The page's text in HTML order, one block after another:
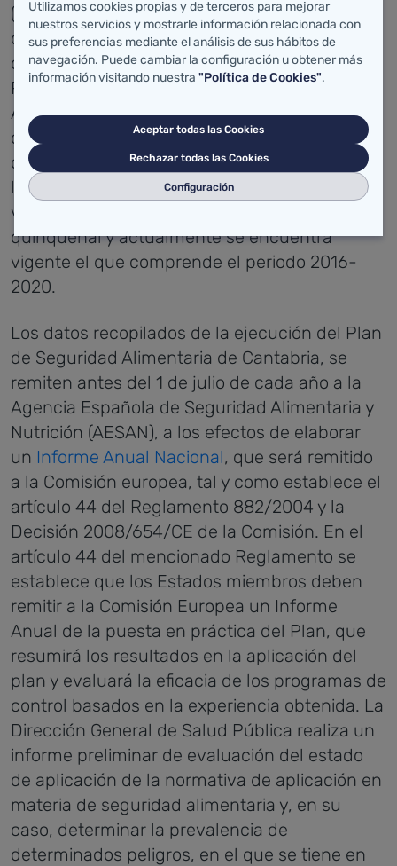
(PLANSAC) es el documento en el que se
describen los controles oficiales llevados a
cabo por la Dirección General de Salud
Pública, a través del Servicio de Seguridad
Alimentaria, a fin de garantizar el
cumplimiento de la legislación a lo largo de la
cadena alimentaria, en las fases posteriores a
la producción primaria hasta los puntos de
venta al consumidor final. Se trata de un plan
quinquenal y actualmente se encuentra
vigente el que comprende el periodo 2016-
2020.
Los datos recopilados de la ejecución del Plan
de Seguridad Alimentaria de Cantabria, se
remiten antes del 1 de julio de cada año a la
Agencia Española de Seguridad Alimentaria y
Nutrición (AESAN), a los efectos de elaborar
un Informe Anual Nacional, que será remitido
a la Comisión europea, tal y como establece el
artículo 44 del Reglamento 882/2004 y la
Decisión 2008/654/CE de la Comisión. En el
artículo 44 del mencionado Reglamento se
establece que los Estados miembros deben
remitir a la Comisión Europea un Informe
Anual de la puesta en práctica del Plan, que
resumirá los resultados en la aplicación del
plan y evaluará la eficacia de los programas de
control basados en la experiencia obtenida. La
Dirección General de Salud Pública realiza un
informe preliminar de evaluación del estado
de aplicación de la normativa de aplicación en
materia de seguridad alimentaria y, en su
caso, determinar la prevalencia de
determinados peligros, en el que se tiene en
Utilizamos cookies propias y de terceros para mejorar
nuestros servicios y mostrarle información relacionada con
sus preferencias mediante el análisis de sus hábitos de
navegación. Puede cambiar la configuración u obtener más
información visitando nuestra "Política de Cookies".
Aceptar todas las Cookies
Rechazar todas las Cookies
Configuración